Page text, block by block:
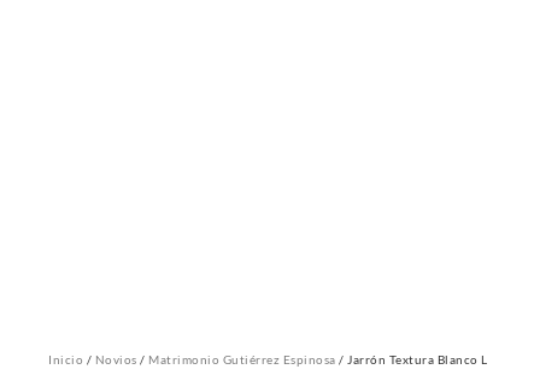
Inicio / Novios / Matrimonio Gutiérrez Espinosa / Jarrón Textura Blanco L